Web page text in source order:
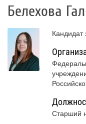
Белехова
Кандидат
Старший